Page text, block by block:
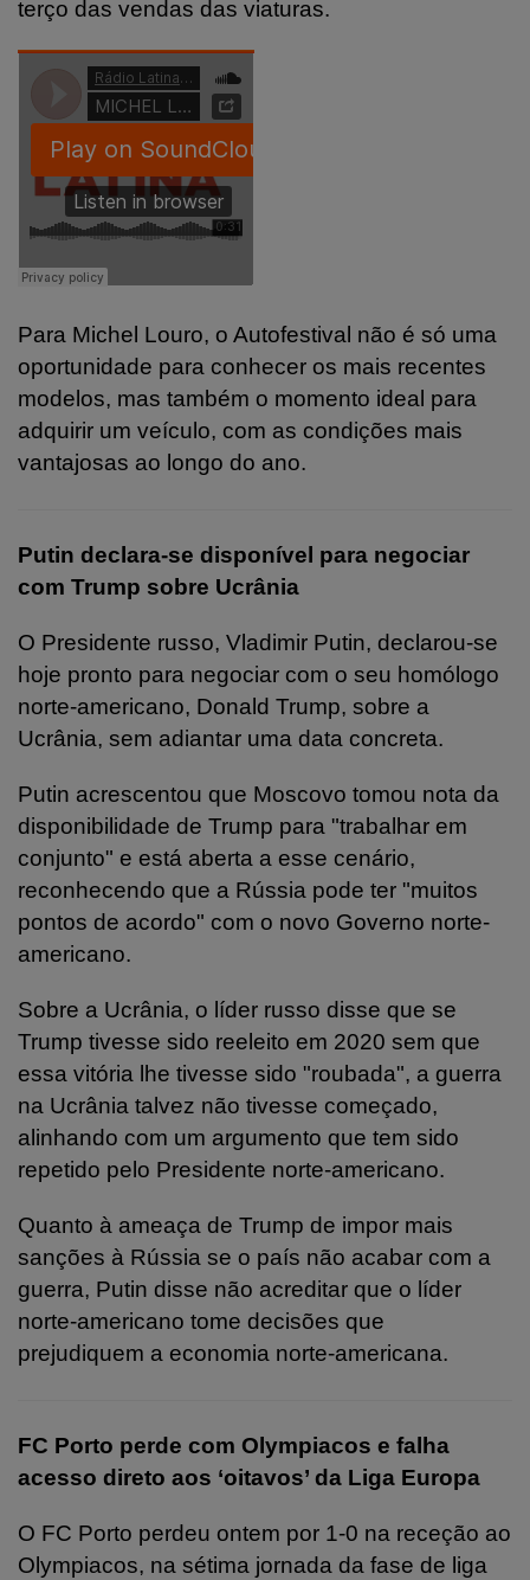
terço das vendas das viaturas.
Para Michel Louro, o Autofestival não é só uma
oportunidade para conhecer os mais recentes
modelos, mas também o momento ideal para
adquirir um veículo, com as condições mais
vantajosas ao longo do ano.
Putin declara-se disponível para negociar
com Trump sobre Ucrânia
O Presidente russo, Vladimir Putin, declarou-se
hoje pronto para negociar com o seu homólogo
norte-americano, Donald Trump, sobre a
Ucrânia, sem adiantar uma data concreta.
Putin acrescentou que Moscovo tomou nota da
disponibilidade de Trump para "trabalhar em
conjunto" e está aberta a esse cenário,
reconhecendo que a Rússia pode ter "muitos
pontos de acordo" com o novo Governo norte-
americano.
Sobre a Ucrânia, o líder russo disse que se
Trump tivesse sido reeleito em 2020 sem que
essa vitória lhe tivesse sido "roubada", a guerra
na Ucrânia talvez não tivesse começado,
alinhando com um argumento que tem sido
repetido pelo Presidente norte-americano.
Quanto à ameaça de Trump de impor mais
sanções à Rússia se o país não acabar com a
guerra, Putin disse não acreditar que o líder
norte-americano tome decisões que
prejudiquem a economia norte-americana.
FC Porto perde com Olympiacos e falha
acesso direto aos ‘oitavos’ da Liga Europa
O FC Porto perdeu ontem por 1-0 na receção ao
Olympiacos, na sétima jornada da fase de liga